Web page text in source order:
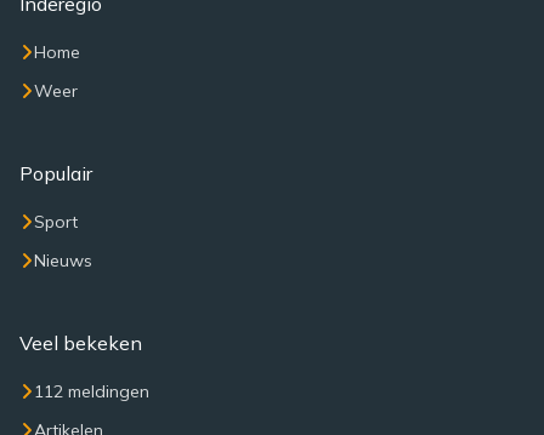
Home
Weer
Populair
Sport
Nieuws
Veel bekeken
112 meldingen
Artikelen